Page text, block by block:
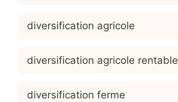
diversification agricole
diversification agricole rentable
diversification ferme